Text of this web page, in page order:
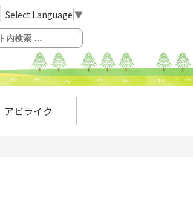
Select Language ▼
アビライク